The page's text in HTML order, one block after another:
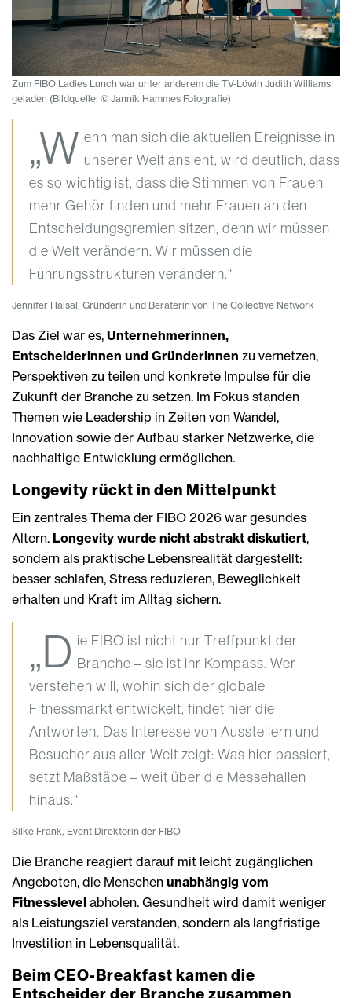
Zum FIBO Ladies Lunch war unter anderem die TV-Löwin Judith Williams
geladen (Bildquelle: © Jannik Hammes Fotografie)
„W enn man sich die aktuellen Ereignisse in
unserer Welt ansieht, wird deutlich, dass
es so wichtig ist, dass die Stimmen von Frauen
mehr Gehör finden und mehr Frauen an den
Entscheidungsgremien sitzen, denn wir müssen
die Welt verändern. Wir müssen die
Führungsstrukturen verändern.“
Jennifer Halsal, Gründerin und Beraterin von The Collective Network
Das Ziel war es, Unternehmerinnen,
Entscheiderinnen und Gründerinnen zu vernetzen,
Perspektiven zu teilen und konkrete Impulse für die
Zukunft der Branche zu setzen. Im Fokus standen
Themen wie Leadership in Zeiten von Wandel,
Innovation sowie der Aufbau starker Netzwerke, die
nachhaltige Entwicklung ermöglichen.
Longevity rückt in den Mittelpunkt
Ein zentrales Thema der FIBO 2026 war gesundes
Altern. Longevity wurde nicht abstrakt diskutiert,
sondern als praktische Lebensrealität dargestellt:
besser schlafen, Stress reduzieren, Beweglichkeit
erhalten und Kraft im Alltag sichern.
„D ie FIBO ist nicht nur Treffpunkt der
Branche – sie ist ihr Kompass. Wer
verstehen will, wohin sich der globale
Fitnessmarkt entwickelt, findet hier die
Antworten. Das Interesse von Ausstellern und
Besucher aus aller Welt zeigt: Was hier passiert,
setzt Maßstäbe – weit über die Messehallen
hinaus.“
Silke Frank, Event Direktorin der FIBO
Die Branche reagiert darauf mit leicht zugänglichen
Angeboten, die Menschen unabhängig vom
Fitnesslevel abholen. Gesundheit wird damit weniger
als Leistungsziel verstanden, sondern als langfristige
Investition in Lebensqualität.
Beim CEO-Breakfast kamen die
Entscheider der Branche zusammen